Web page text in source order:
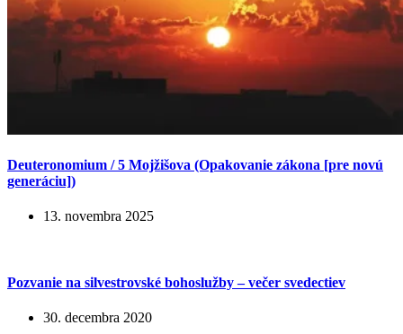
Deuteronomium / 5 Mojžišova (Opakovanie zákona [pre novú
generáciu])
13. novembra 2025
Pozvanie na silvestrovské bohoslužby – večer svedectiev
30. decembra 2020